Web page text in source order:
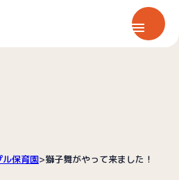
ル保育園>獅子舞がやって来ました！